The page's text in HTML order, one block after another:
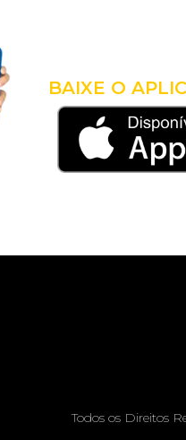
BAIXE O
Todos os Direitos